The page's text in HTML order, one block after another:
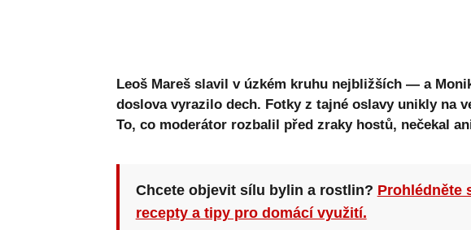
Leoš Mareš slavil v úzkém kruhu nejbližších — a
doslova vyrazilo dech. Fotky z tajné oslavy unikly na
To, co moderátor rozbalil před zraky hostů, nečekal
Chcete objevit sílu bylin a rostlin? Prohlédněte
recepty a tipy pro domácí využití.